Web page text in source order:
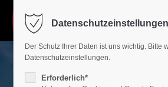
Login
Benutzername
Datenschutzeinstellungen
Der Schutz Ihrer Daten ist uns wichtig. Bitte
Datenschutzeinstellungen.
Erforderlich*